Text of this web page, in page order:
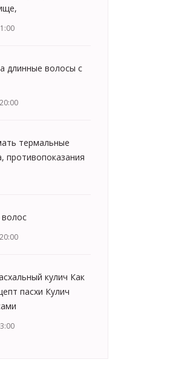
длинные волосы с
термальные
противопоказания
волос
кулич Как
пасхи Кулич